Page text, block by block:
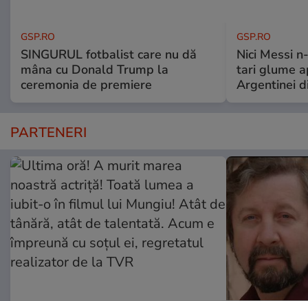
GSP.RO
SINGURUL fotbalist care nu dă
mâna cu Donald Trump la
ceremonia de premiere
GSP.RO
Nici Messi
tari glume
Argentinei
PARTENERI